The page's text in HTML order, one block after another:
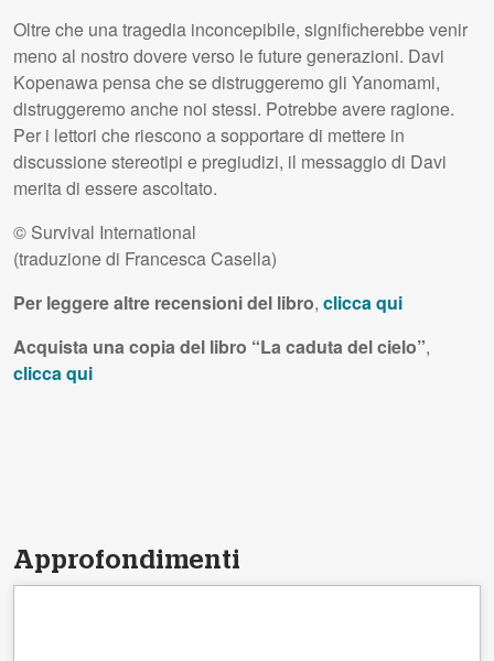
Oltre che una tragedia inconcepibile, significherebbe venir
meno al nostro dovere verso le future generazioni. Davi
Kopenawa pensa che se distruggeremo gli Yanomami,
distruggeremo anche noi stessi. Potrebbe avere ragione.
Per i lettori che riescono a sopportare di mettere in
discussione stereotipi e pregiudizi, il messaggio di Davi
merita di essere ascoltato.
© Survival International
(traduzione di Francesca Casella)
Per leggere altre recensioni del libro, clicca qui
Acquista una copia del libro “La caduta del cielo”,
clicca qui
Approfondimenti